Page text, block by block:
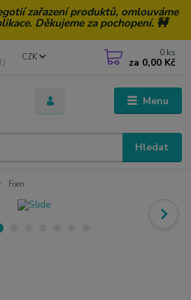
zařazení produktů, omlouváme
Děkujeme za pochopení. 🚧
Menu
CZK
Hledat
0 ks
za 0,00 Kč
Foen